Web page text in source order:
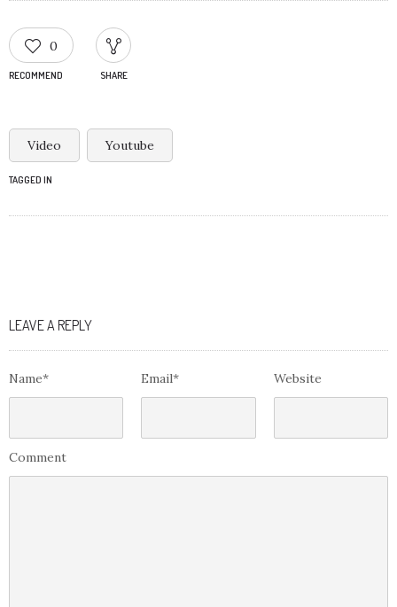
0
RECOMMEND SHARE
Video Youtube
TAGGED IN
LEAVE A REPLY
Name* Email* Website
Comment